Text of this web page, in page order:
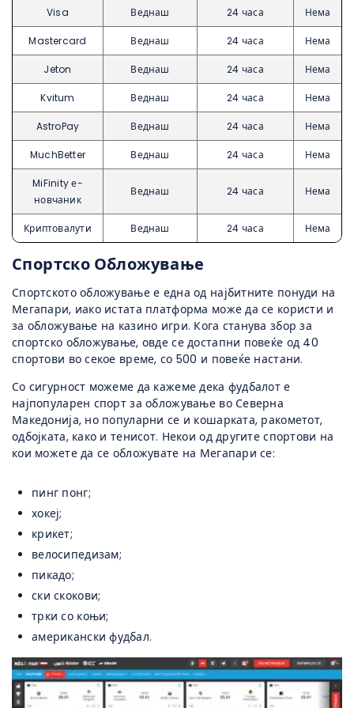
Visa Веднаш 24 часа Нема
Mastercard Веднаш 24 часа Нема
Jeton Веднаш 24 часа Нема
Kvitum Веднаш 24 часа Нема
AstroPay Веднаш 24 часа Нема
MuchBetter Веднаш 24 часа Нема
MiFinity е-
новчаник
Веднаш 24 часа Нема
Криптовалути Веднаш 24 часа Нема
Спортско Обложување
Спортското обложување е една од најбитните понуди на
Мегапари, иако истата платформа може да се користи и
за обложување на казино игри. Кога станува збор за
спортско обложување, овде се достапни повеќе од 40
спортови во секое време, со 500 и повеќе настани.
Со сигурност можеме да кажеме дека фудбалот е
најпопуларен спорт за обложување во Северна
Македонија, но популарни се и кошарката, ракометот,
одбојката, како и тенисот. Некои од другите спортови на
кои можете да се обложувате на Мегапари се:
пинг понг;
хокеј;
крикет;
велосипедизам;
пикадо;
ски скокови;
трки со коњи;
американски фудбал.